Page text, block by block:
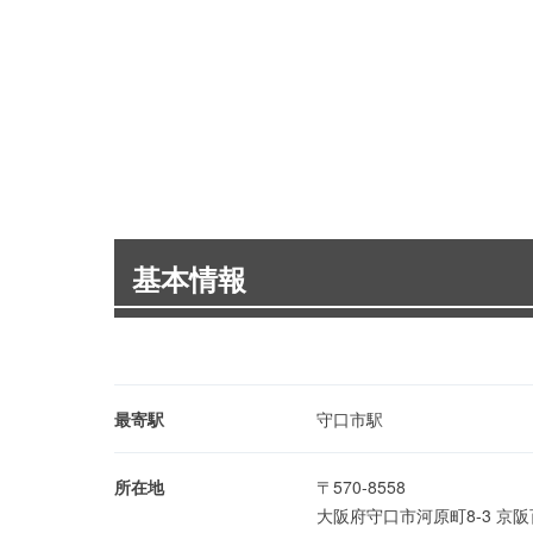
基本情報
最寄駅 守口市駅
所在地
〒570-8558
大阪府守口市河原町8-3 京